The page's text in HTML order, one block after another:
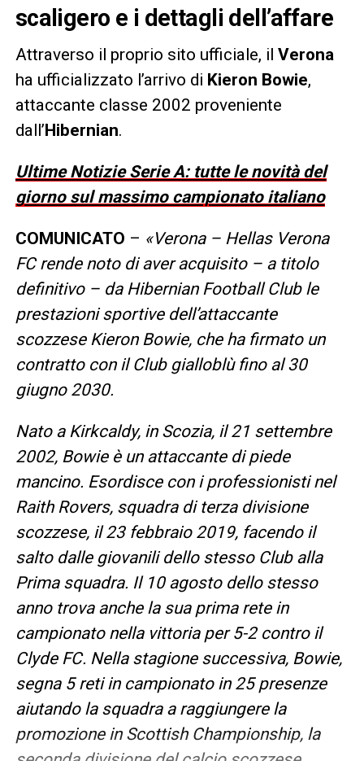
scaligero e i dettagli dell’affare
Attraverso il proprio sito ufficiale, il Verona
ha ufficializzato l’arrivo di Kieron Bowie,
attaccante classe 2002 proveniente
dall’Hibernian.
Ultime Notizie Serie A: tutte le novità del
giorno sul massimo campionato italiano
COMUNICATO – «Verona – Hellas Verona
FC rende noto di aver acquisito – a titolo
definitivo – da Hibernian Football Club le
prestazioni sportive dell’attaccante
scozzese Kieron Bowie, che ha firmato un
contratto con il Club gialloblù fino al 30
giugno 2030.
Nato a Kirkcaldy, in Scozia, il 21 settembre
2002, Bowie è un attaccante di piede
mancino. Esordisce con i professionisti nel
Raith Rovers, squadra di terza divisione
scozzese, il 23 febbraio 2019, facendo il
salto dalle giovanili dello stesso Club alla
Prima squadra. Il 10 agosto dello stesso
anno trova anche la sua prima rete in
campionato nella vittoria per 5-2 contro il
Clyde FC. Nella stagione successiva, Bowie,
segna 5 reti in campionato in 25 presenze
aiutando la squadra a raggiungere la
promozione in Scottish Championship, la